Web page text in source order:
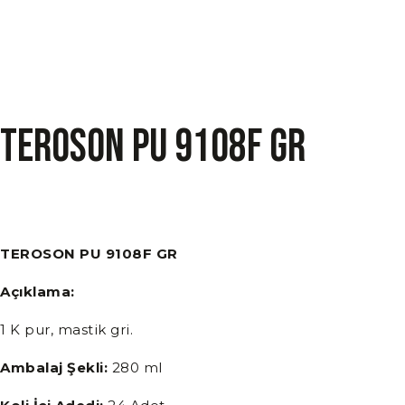
TEROSON PU 9108F GR
TEROSON PU 9108F GR
Açıklama:
1 K pur, mastik gri.
Ambalaj Şekli: 280 ml